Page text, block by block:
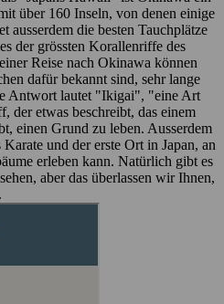
über 160 Inseln, von denen einige
ausserdem die besten Tauchplätze
der grössten Korallenriffe des
Reise nach Okinawa können
dafür bekannt sind, sehr lange
Antwort lautet "Ikigai", "eine Art
der etwas beschreibt, das einem
einen Grund zu leben. Ausserdem
und der erste Ort in Japan, an
erleben kann. Natürlich gibt es
aber das überlassen wir Ihnen,